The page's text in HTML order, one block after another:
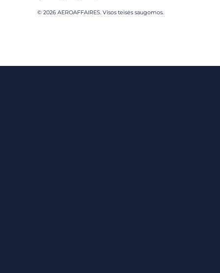
© 2026 AEROAFFAIRES. Visos teisės saugomos.